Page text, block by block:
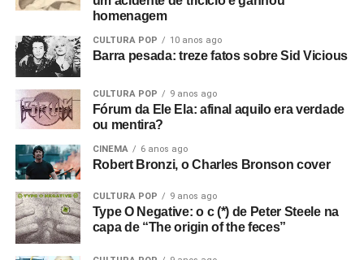
shows.
Mais tarde, apresentei-o ao Rob, que tinha um monte de
cópias do primeiro EP da banda que sobraram. Eles
estavam sem dinheiro, então venderam tudo para o dono
da loja de discos, e ele as colocou para tocar em Bowden
Vale. E era isso que eu queria desde o início, sabe? Eu
equipamentos e fiz tudo.
Com que equipamento você filmou?
setenta e duas libras, o que eu achei um absurdo!(risos)
Filmei com uma câmera de cinema Hannimex baratinha,
homenagem
CULTURA POP 10 anos ago
Barra pesada: treze fatos sobre Sid Vicious
CULTURA POP 9 anos ago
Fórum da Ele Ela: afinal aquilo era verdade
ou mentira?
CINEMA 6 anos ago
Robert Bronzi, o Charles Bronson cover
CULTURA POP 9 anos ago
Type O Negative: o c (*) de Peter Steele na
capa de “The origin of the feces”